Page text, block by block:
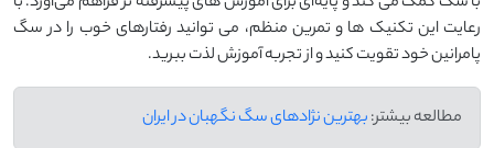
رعایت این تکنیک ‌ها و تمرین منظم، می ‌توانید رفتارهای خوب را در سگ
پامرانین خود تقویت کنید و از تجربه آموزش لذت ببرید.
مطالعه بیشتر:بهترین نژادهای سگ نگهبان در ایران